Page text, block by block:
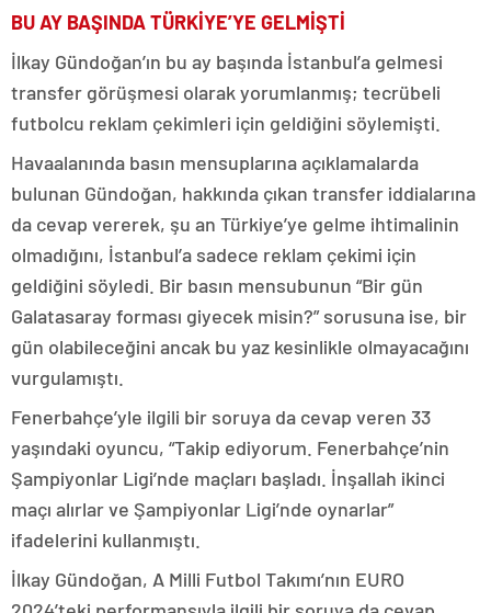
BU AY BAŞINDA TÜRKİYE’YE GELMİŞTİ
İlkay Gündoğan’ın bu ay başında İstanbul’a gelmesi
transfer görüşmesi olarak yorumlanmış; tecrübeli
futbolcu reklam çekimleri için geldiğini söylemişti.
Havaalanında basın mensuplarına açıklamalarda
bulunan Gündoğan, hakkında çıkan transfer iddialarına
da cevap vererek, şu an Türkiye’ye gelme ihtimalinin
olmadığını, İstanbul’a sadece reklam çekimi için
geldiğini söyledi. Bir basın mensubunun “Bir gün
Galatasaray forması giyecek misin?” sorusuna ise, bir
gün olabileceğini ancak bu yaz kesinlikle olmayacağını
vurgulamıştı.
Fenerbahçe’yle ilgili bir soruya da cevap veren 33
yaşındaki oyuncu, “Takip ediyorum. Fenerbahçe’nin
Şampiyonlar Ligi’nde maçları başladı. İnşallah ikinci
maçı alırlar ve Şampiyonlar Ligi’nde oynarlar”
ifadelerini kullanmıştı.
İlkay Gündoğan, A Milli Futbol Takımı’nın EURO